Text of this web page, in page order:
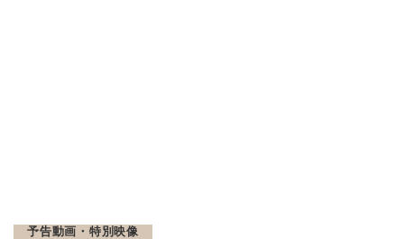
予告動画・特別映像